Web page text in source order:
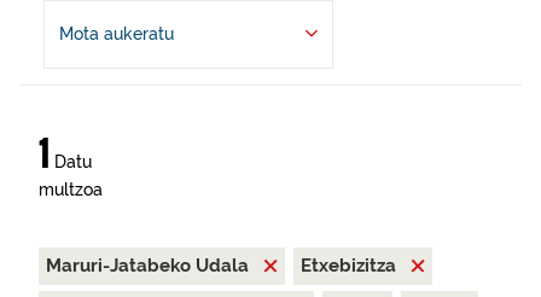
Mota aukeratu
1 Datu
multzoa
Maruri-Jatabeko Udala
Etxebizitza